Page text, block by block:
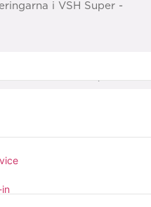
i VSH Super -
samma
elförzinkade rör)
gasapplikationer
möjliggör
PDF